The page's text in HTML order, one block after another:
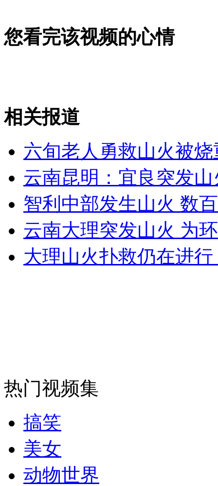
王智彪：关注妇女健康的男委员
山西运城恶犬咬伤多人 警民合力深夜将其击毙
女孩北京地铁殴打老人 痛下狠手拳打脚踢
无痛分娩是否安全 医生回应
外交部：反对强权政治霸凌主义
消防员救轻生者
您看完该视频的心情
相关报道
六旬老人勇救山火被烧
云南昆明：宜良突发
智利中部发生山火 数
云南大理突发山火 为
大理山火扑救仍在进
热门视频集
搞笑
美女
动物世界